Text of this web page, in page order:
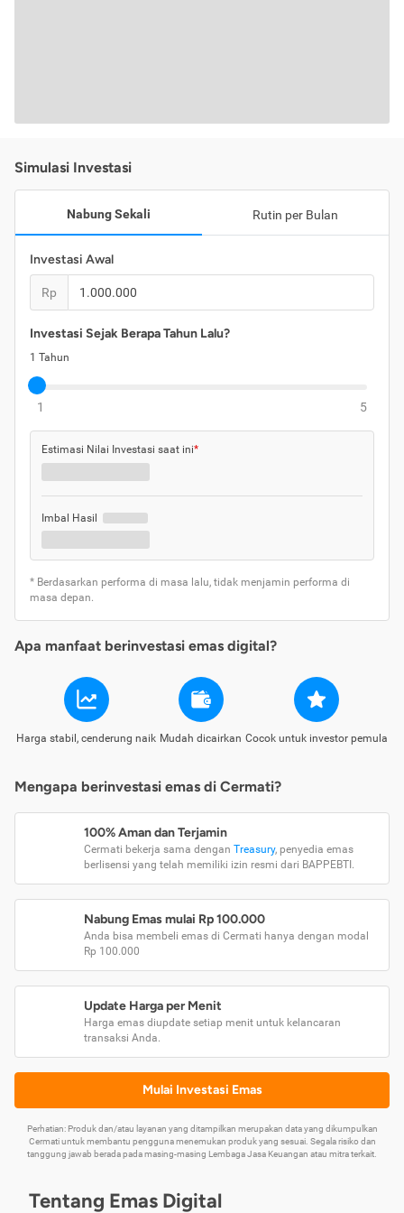
Simulasi Investasi
Nabung Sekali Rutin per Bulan
Investasi Awal
Rp
Investasi Sejak Berapa Tahun Lalu?
1 Tahun
1 5
Estimasi Nilai Investasi saat ini*
Imbal Hasil
* Berdasarkan performa di masa lalu, tidak menjamin performa di
masa depan.
Apa manfaat berinvestasi emas digital?
Harga stabil, cenderung naik Mudah dicairkan Cocok untuk investor pemula
Mengapa berinvestasi emas di Cermati?
100% Aman dan Terjamin
Cermati bekerja sama dengan Treasury, penyedia emas
berlisensi yang telah memiliki izin resmi dari BAPPEBTI.
Nabung Emas mulai Rp 100.000
Anda bisa membeli emas di Cermati hanya dengan modal
Rp 100.000
Update Harga per Menit
Harga emas diupdate setiap menit untuk kelancaran
transaksi Anda.
Mulai Investasi Emas
Perhatian: Produk dan/atau layanan yang ditampilkan merupakan data yang dikumpulkan
Cermati untuk membantu pengguna menemukan produk yang sesuai. Segala risiko dan
tanggung jawab berada pada masing-masing Lembaga Jasa Keuangan atau mitra terkait.
Tentang Emas Digital